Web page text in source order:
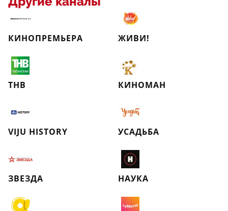
КИНОПРЕМЬЕРА ЖИВИ!
ТНВ КИНОМАН
VIJU HISTORY УСАДЬБА
ЗВЕЗДА НАУКА